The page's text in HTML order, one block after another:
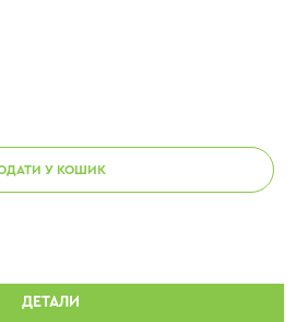
У КОШИК
ДЕТАЛИ